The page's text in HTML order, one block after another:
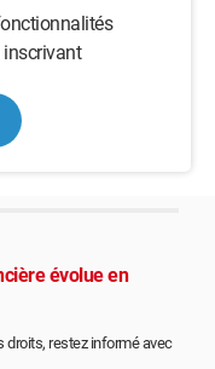
évolue en
droits, restez informé avec